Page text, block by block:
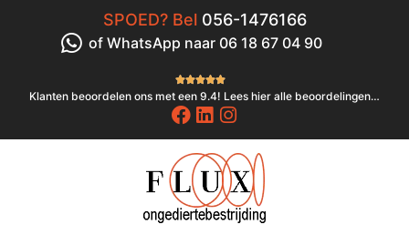
SPOED? Bel056-1476166
of WhatsApp naar 06 18 67 04 90

Klanten beoordelen ons met een 9.4! Lees hier alle beoordelingen…